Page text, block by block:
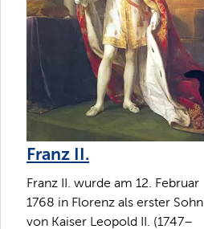
Franz II.
Franz II. wurde am 12. Februar
1768 in Florenz als erster Sohn
von Kaiser Leopold II. (1747–